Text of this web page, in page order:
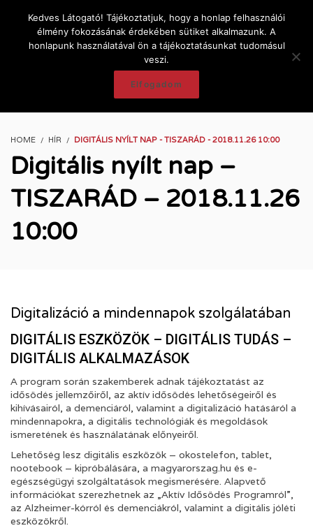
HOME HÍR DIGITÁLIS NYÍLT NAP - TISZARÁD - 2018.11.26 10:00
Digitális nyílt nap –
TISZARÁD – 2018.11.26
10:00
Digitalizáció a mindennapok szolgálatában
DIGITÁLIS ESZKÖZÖK – DIGITÁLIS TUDÁS –
DIGITÁLIS ALKALMAZÁSOK
A program során szakemberek adnak tájékoztatást az
idősödés jellemzőiről, az aktív idősödés lehetőségeiről és
kihívásairól, a demenciáról, valamint a digitalizáció hatásáról a
mindennapokra, a digitális technológiák és megoldások
ismeretének és használatának előnyeiről.
Lehetőség lesz digitális eszközök – okostelefon, tablet,
nootebook – kipróbálására, a magyarorszag.hu és e-
egészségügyi szolgáltatások megismerésére. Alapvető
információkat szerezhetnek az „Aktív Idősödés Programról”,
az Alzheimer-kórról és demenciákról, valamint a digitális jóléti
eszközökről.
Kedves Látogató! Tájékoztatjuk, hogy a honlap felhasználói
élmény fokozásának érdekében sütiket alkalmazunk. A
honlapunk használatával ön a tájékoztatásunkat tudomásul
veszi.
Elfogadom